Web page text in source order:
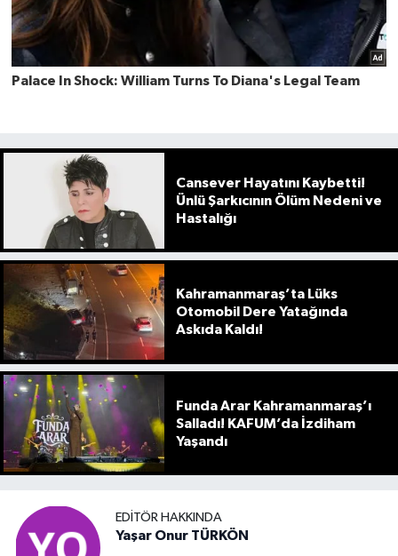
Cansever Hayatını Kaybetti!
Ünlü Şarkıcının Ölüm Nedeni ve
Hastalığı
Kahramanmaraş’ta Lüks
Otomobil Dere Yatağında
Askıda Kaldı!
Funda Arar Kahramanmaraş’ı
Salladı! KAFUM’da İzdiham
Yaşandı
EDITÖR HAKKINDA
Yaşar Onur TÜRKÖN